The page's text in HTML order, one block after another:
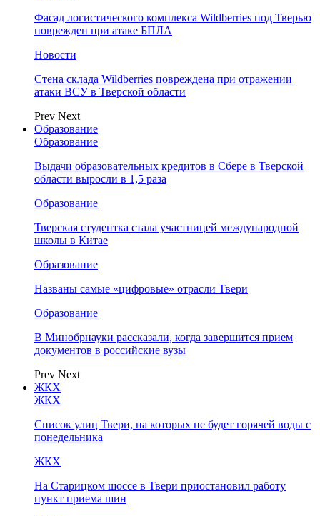
Фасад логистического комплекса Wildberries под Тверью
поврежден при атаке БПЛА
Новости
Стена склада Wildberries повреждена при отражении
атаки ВСУ в Тверской области
Prev Next
Образование
Образование
Выдачи образовательных кредитов в Сбере в Тверской
области выросли в 1,5 раза
Образование
Тверская студентка стала участницей международной
школы в Китае
Образование
Названы самые «цифровые» отрасли Твери
Образование
В Минобрнауки рассказали, когда завершится прием
документов в российские вузы
Prev Next
ЖКХ
ЖКХ
Список улиц Твери, на которых не будет горячей воды с
понедельника
ЖКХ
На Старицком шоссе в Твери приостановил работу
пункт приема шин